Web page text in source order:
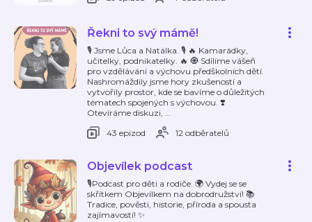
Řekni to svý mámě!
🎙️ Jsme Lůca a Natálka. 🎙️ 🔥 Kamarádky,
učitelky, podnikatelky. 🔥 🧿 Sdílíme vášeň
pro vzdělávání a výchovu předškolních dětí.
Nashromáždily jsme hory zkušeností a
vytvořily prostor, kde se bavíme o důležitých
tématech spojených s výchovou. ❣️
Otevíráme diskuzi, …
43 epizod
12 odběratelů
Objevílek podcast
🎙Podcast pro děti a rodiče. 🌍 Vydej se se
skřítkem Objevílkem na dobrodružství! 📚
Tradice, pověsti, historie, příroda a spousta
zajímavostí! ✨️